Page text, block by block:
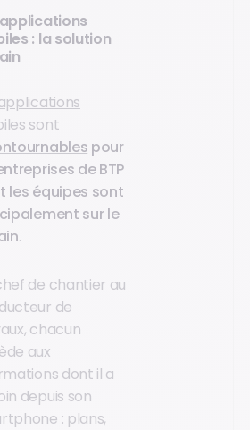
: la solution
sont
pour
de BTP
les équipes sont
sur le
.
de chantier au
de
chacun
aux
dont il a
depuis son
: plans,